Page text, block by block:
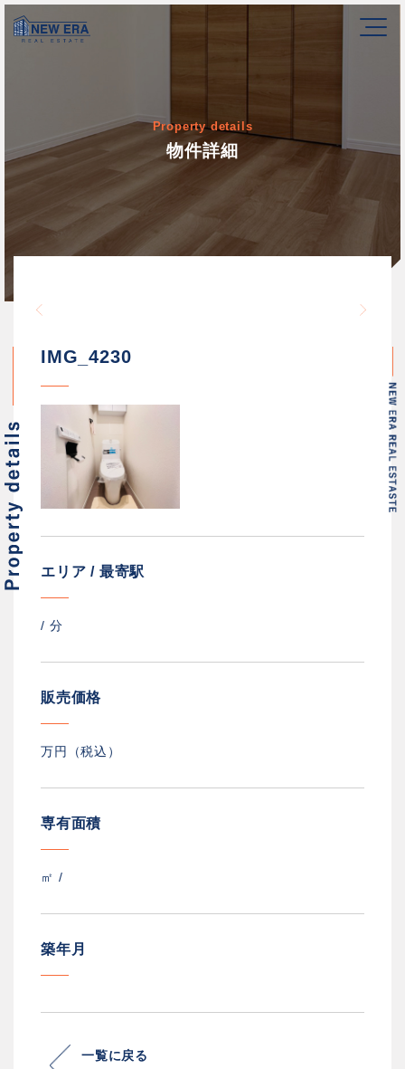
Property details
物件詳細
/home/newerakk/
IMG_4230
エリア / 最寄駅
/ 分
販売価格
万円（税込）
専有面積
㎡ /
築年月
一覧に戻る